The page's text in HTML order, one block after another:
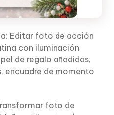
Editar foto de acción
con iluminación
de regalo añadidas,
encuadre de momento
foto de